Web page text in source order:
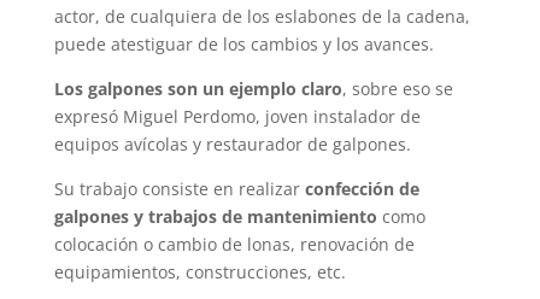
actor, de cualquiera de los eslabones de la cadena,
puede atestiguar de los cambios y los avances.
Los galpones son un ejemplo claro, sobre eso se
expresó Miguel Perdomo, joven instalador de
equipos avícolas y restaurador de galpones.
Su trabajo consiste en realizar confección de
galpones y trabajos de mantenimiento como
colocación o cambio de lonas, renovación de
equipamientos, construcciones, etc.